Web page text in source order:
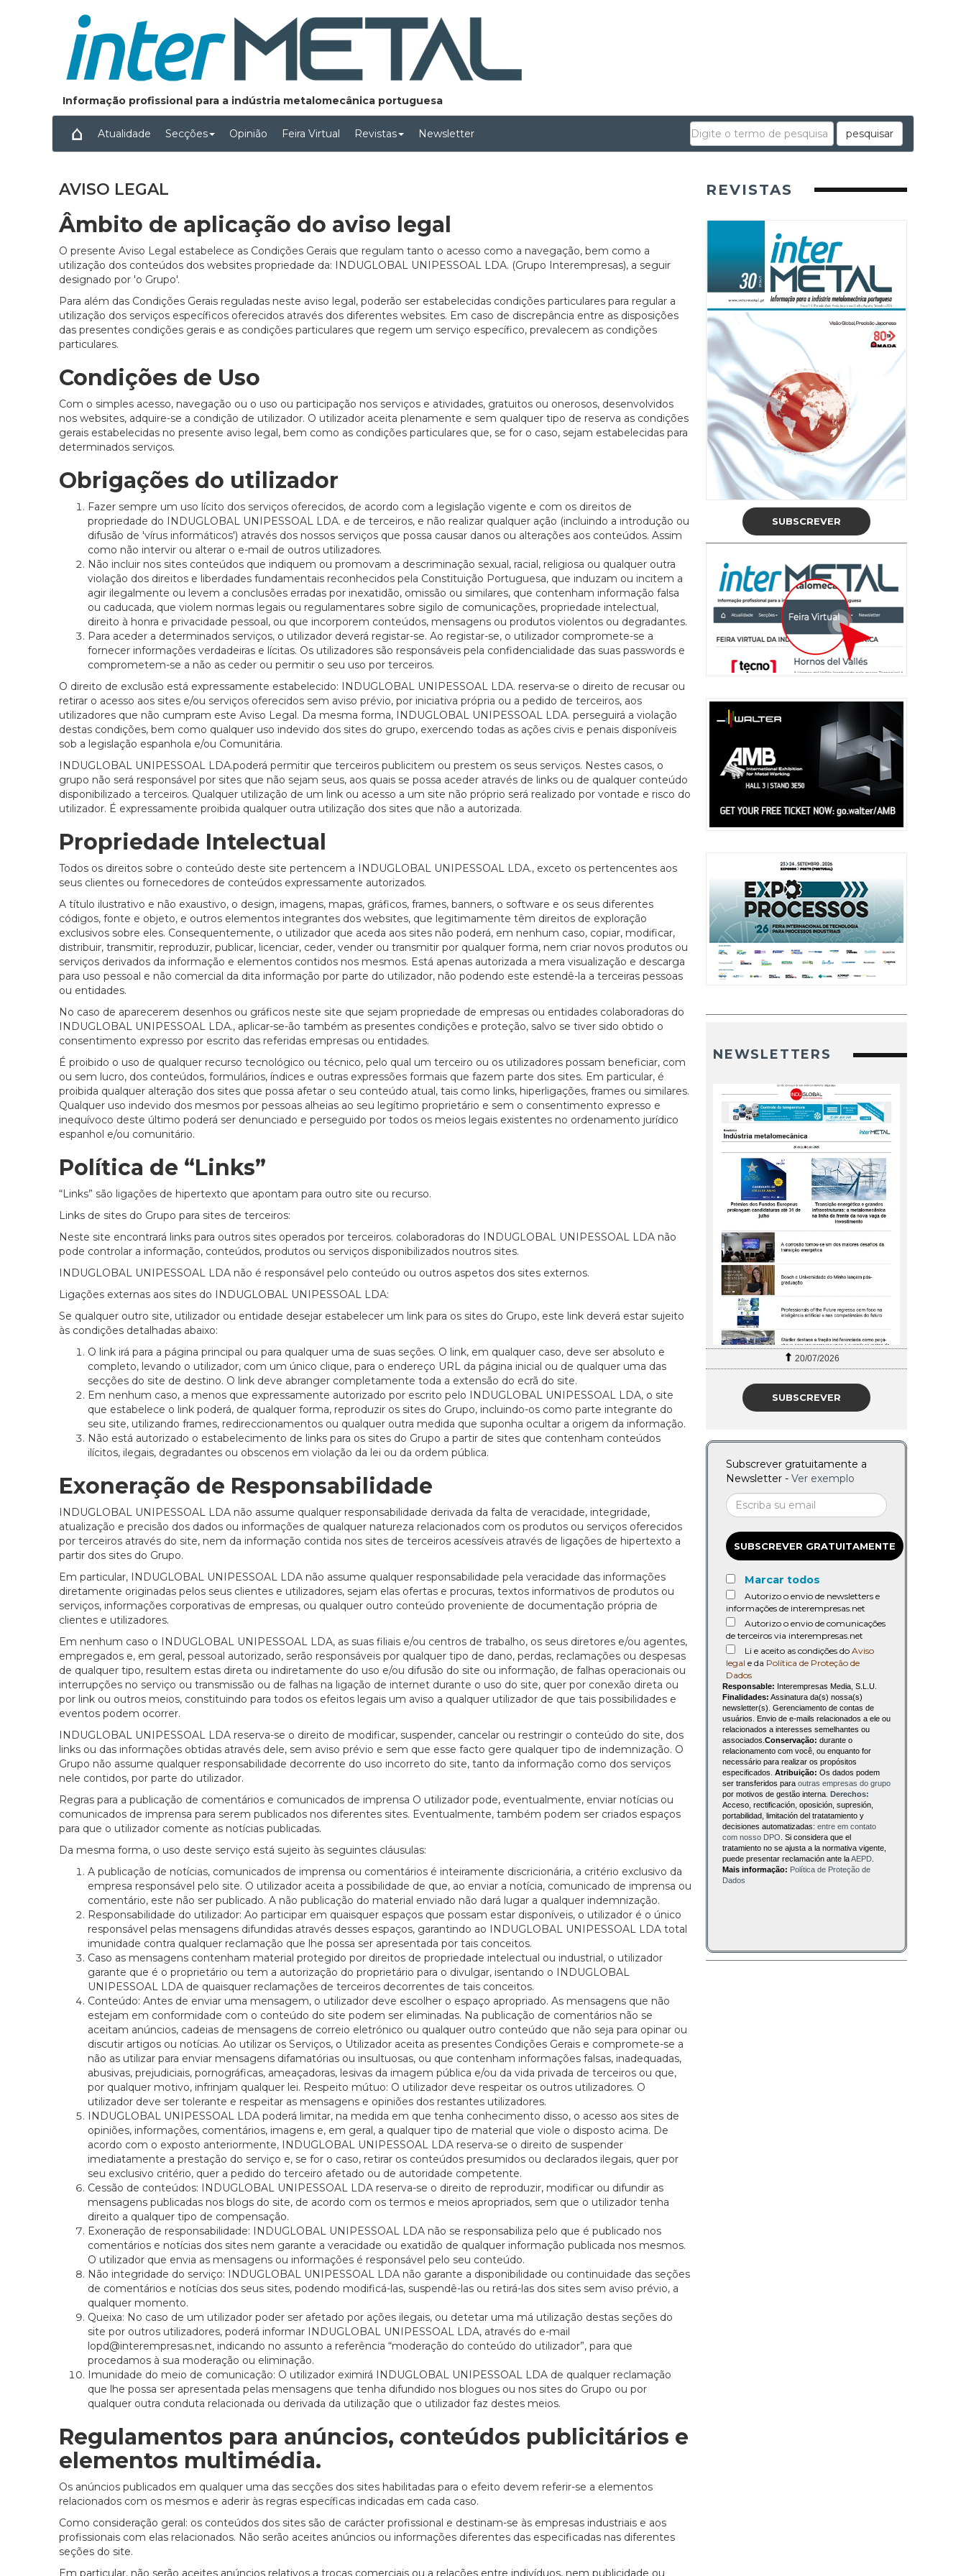
Informação profissional para a indústria metalomecânica portuguesa
Atualidade Secções Opinião Feira Virtual Revistas Newsletter pesquisar
AVISO LEGAL
Âmbito de aplicação do aviso legal
O presente Aviso Legal estabelece as Condições Gerais que regulam tanto o acesso como a navegação, bem como a
utilização dos conteúdos dos websites propriedade da: INDUGLOBAL UNIPESSOAL LDA. (Grupo Interempresas), a seguir
designado por 'o Grupo'.
Para além das Condições Gerais reguladas neste aviso legal, poderão ser estabelecidas condições particulares para regular a
utilização dos serviços específicos oferecidos através dos diferentes websites. Em caso de discrepância entre as disposições
das presentes condições gerais e as condições particulares que regem um serviço específico, prevalecem as condições
particulares.
Condições de Uso
Com o simples acesso, navegação ou o uso ou participação nos serviços e atividades, gratuitos ou onerosos, desenvolvidos
nos websites, adquire-se a condição de utilizador. O utilizador aceita plenamente e sem qualquer tipo de reserva as condições
gerais estabelecidas no presente aviso legal, bem como as condições particulares que, se for o caso, sejam estabelecidas para
determinados serviços.
Obrigações do utilizador
Fazer sempre um uso lícito dos serviços oferecidos, de acordo com a legislação vigente e com os direitos de
propriedade do INDUGLOBAL UNIPESSOAL LDA. e de terceiros, e não realizar qualquer ação (incluindo a introdução ou
difusão de 'vírus informáticos') através dos nossos serviços que possa causar danos ou alterações aos conteúdos. Assim
como não intervir ou alterar o e-mail de outros utilizadores.
Não incluir nos sites conteúdos que indiquem ou promovam a descriminação sexual, racial, religiosa ou qualquer outra
violação dos direitos e liberdades fundamentais reconhecidos pela Constituição Portuguesa, que induzam ou incitem a
agir ilegalmente ou levem a conclusões erradas por inexatidão, omissão ou similares, que contenham informação falsa
ou caducada, que violem normas legais ou regulamentares sobre sigilo de comunicações, propriedade intelectual,
direito à honra e privacidade pessoal, ou que incorporem conteúdos, mensagens ou produtos violentos ou degradantes.
Para aceder a determinados serviços, o utilizador deverá registar-se. Ao registar-se, o utilizador compromete-se a
fornecer informações verdadeiras e lícitas. Os utilizadores são responsáveis pela confidencialidade das suas passwords e
comprometem-se a não as ceder ou permitir o seu uso por terceiros.
O direito de exclusão está expressamente estabelecido: INDUGLOBAL UNIPESSOAL LDA. reserva-se o direito de recusar ou
retirar o acesso aos sites e/ou serviços oferecidos sem aviso prévio, por iniciativa própria ou a pedido de terceiros, aos
utilizadores que não cumpram este Aviso Legal. Da mesma forma, INDUGLOBAL UNIPESSOAL LDA. perseguirá a violação
destas condições, bem como qualquer uso indevido dos sites do grupo, exercendo todas as ações civis e penais disponíveis
sob a legislação espanhola e/ou Comunitária.
INDUGLOBAL UNIPESSOAL LDA.poderá permitir que terceiros publicitem ou prestem os seus serviços. Nestes casos, o
grupo não será responsável por sites que não sejam seus, aos quais se possa aceder através de links ou de qualquer conteúdo
disponibilizado a terceiros. Qualquer utilização de um link ou acesso a um site não próprio será realizado por vontade e risco do
utilizador. É expressamente proibida qualquer outra utilização dos sites que não a autorizada.
Propriedade Intelectual
Todos os direitos sobre o conteúdo deste site pertencem a INDUGLOBAL UNIPESSOAL LDA., exceto os pertencentes aos
seus clientes ou fornecedores de conteúdos expressamente autorizados.
A título ilustrativo e não exaustivo, o design, imagens, mapas, gráficos, frames, banners, o software e os seus diferentes
códigos, fonte e objeto, e outros elementos integrantes dos websites, que legitimamente têm direitos de exploração
exclusivos sobre eles. Consequentemente, o utilizador que aceda aos sites não poderá, em nenhum caso, copiar, modificar,
distribuir, transmitir, reproduzir, publicar, licenciar, ceder, vender ou transmitir por qualquer forma, nem criar novos produtos ou
serviços derivados da informação e elementos contidos nos mesmos. Está apenas autorizada a mera visualização e descarga
para uso pessoal e não comercial da dita informação por parte do utilizador, não podendo este estendê-la a terceiras pessoas
ou entidades.
No caso de aparecerem desenhos ou gráficos neste site que sejam propriedade de empresas ou entidades colaboradoras do
INDUGLOBAL UNIPESSOAL LDA., aplicar-se-ão também as presentes condições e proteção, salvo se tiver sido obtido o
consentimento expresso por escrito das referidas empresas ou entidades.
É proibido o uso de qualquer recurso tecnológico ou técnico, pelo qual um terceiro ou os utilizadores possam beneficiar, com
ou sem lucro, dos conteúdos, formulários, índices e outras expressões formais que fazem parte dos sites. Em particular, é
proibida qualquer alteração dos sites que possa afetar o seu conteúdo atual, tais como links, hiperligações, frames ou similares.
Qualquer uso indevido dos mesmos por pessoas alheias ao seu legítimo proprietário e sem o consentimento expresso e
inequívoco deste último poderá ser denunciado e perseguido por todos os meios legais existentes no ordenamento jurídico
espanhol e/ou comunitário.
Política de “Links”
“Links” são ligações de hipertexto que apontam para outro site ou recurso.
Links de sites do Grupo para sites de terceiros:
Neste site encontrará links para outros sites operados por terceiros. colaboradoras do INDUGLOBAL UNIPESSOAL LDA não
pode controlar a informação, conteúdos, produtos ou serviços disponibilizados noutros sites.
INDUGLOBAL UNIPESSOAL LDA não é responsável pelo conteúdo ou outros aspetos dos sites externos.
Ligações externas aos sites do INDUGLOBAL UNIPESSOAL LDA:
Se qualquer outro site, utilizador ou entidade desejar estabelecer um link para os sites do Grupo, este link deverá estar sujeito
às condições detalhadas abaixo:
O link irá para a página principal ou para qualquer uma de suas seções. O link, em qualquer caso, deve ser absoluto e
completo, levando o utilizador, com um único clique, para o endereço URL da página inicial ou de qualquer uma das
secções do site de destino. O link deve abranger completamente toda a extensão do ecrã do site.
Em nenhum caso, a menos que expressamente autorizado por escrito pelo INDUGLOBAL UNIPESSOAL LDA, o site
que estabelece o link poderá, de qualquer forma, reproduzir os sites do Grupo, incluindo-os como parte integrante do
seu site, utilizando frames, redireccionamentos ou qualquer outra medida que suponha ocultar a origem da informação.
Não está autorizado o estabelecimento de links para os sites do Grupo a partir de sites que contenham conteúdos
ilícitos, ilegais, degradantes ou obscenos em violação da lei ou da ordem pública.
Exoneração de Responsabilidade
INDUGLOBAL UNIPESSOAL LDA não assume qualquer responsabilidade derivada da falta de veracidade, integridade,
atualização e precisão dos dados ou informações de qualquer natureza relacionados com os produtos ou serviços oferecidos
por terceiros através do site, nem da informação contida nos sites de terceiros acessíveis através de ligações de hipertexto a
partir dos sites do Grupo.
Em particular, INDUGLOBAL UNIPESSOAL LDA não assume qualquer responsabilidade pela veracidade das informações
diretamente originadas pelos seus clientes e utilizadores, sejam elas ofertas e procuras, textos informativos de produtos ou
serviços, informações corporativas de empresas, ou qualquer outro conteúdo proveniente de documentação própria de
clientes e utilizadores.
Em nenhum caso o INDUGLOBAL UNIPESSOAL LDA, as suas filiais e/ou centros de trabalho, os seus diretores e/ou agentes,
empregados e, em geral, pessoal autorizado, serão responsáveis por qualquer tipo de dano, perdas, reclamações ou despesas
de qualquer tipo, resultem estas direta ou indiretamente do uso e/ou difusão do site ou informação, de falhas operacionais ou
interrupções no serviço ou transmissão ou de falhas na ligação de internet durante o uso do site, quer por conexão direta ou
por link ou outros meios, constituindo para todos os efeitos legais um aviso a qualquer utilizador de que tais possibilidades e
eventos podem ocorrer.
INDUGLOBAL UNIPESSOAL LDA reserva-se o direito de modificar, suspender, cancelar ou restringir o conteúdo do site, dos
links ou das informações obtidas através dele, sem aviso prévio e sem que esse facto gere qualquer tipo de indemnização. O
Grupo não assume qualquer responsabilidade decorrente do uso incorreto do site, tanto da informação como dos serviços
nele contidos, por parte do utilizador.
Regras para a publicação de comentários e comunicados de imprensa O utilizador pode, eventualmente, enviar notícias ou
comunicados de imprensa para serem publicados nos diferentes sites. Eventualmente, também podem ser criados espaços
para que o utilizador comente as notícias publicadas.
Da mesma forma, o uso deste serviço está sujeito às seguintes cláusulas:
A publicação de notícias, comunicados de imprensa ou comentários é inteiramente discricionária, a critério exclusivo da
empresa responsável pelo site. O utilizador aceita a possibilidade de que, ao enviar a notícia, comunicado de imprensa ou
comentário, este não ser publicado. A não publicação do material enviado não dará lugar a qualquer indemnização.
Responsabilidade do utilizador: Ao participar em quaisquer espaços que possam estar disponíveis, o utilizador é o único
responsável pelas mensagens difundidas através desses espaços, garantindo ao INDUGLOBAL UNIPESSOAL LDA total
imunidade contra qualquer reclamação que lhe possa ser apresentada por tais conceitos.
Caso as mensagens contenham material protegido por direitos de propriedade intelectual ou industrial, o utilizador
garante que é o proprietário ou tem a autorização do proprietário para o divulgar, isentando o INDUGLOBAL
UNIPESSOAL LDA de quaisquer reclamações de terceiros decorrentes de tais conceitos.
Conteúdo: Antes de enviar uma mensagem, o utilizador deve escolher o espaço apropriado. As mensagens que não
estejam em conformidade com o conteúdo do site podem ser eliminadas. Na publicação de comentários não se
aceitam anúncios, cadeias de mensagens de correio eletrónico ou qualquer outro conteúdo que não seja para opinar ou
discutir artigos ou notícias. Ao utilizar os Serviços, o Utilizador aceita as presentes Condições Gerais e compromete-se a
não as utilizar para enviar mensagens difamatórias ou insultuosas, ou que contenham informações falsas, inadequadas,
abusivas, prejudiciais, pornográficas, ameaçadoras, lesivas da imagem pública e/ou da vida privada de terceiros ou que,
por qualquer motivo, infrinjam qualquer lei. Respeito mútuo: O utilizador deve respeitar os outros utilizadores. O
utilizador deve ser tolerante e respeitar as mensagens e opiniões dos restantes utilizadores.
INDUGLOBAL UNIPESSOAL LDA poderá limitar, na medida em que tenha conhecimento disso, o acesso aos sites de
opiniões, informações, comentários, imagens e, em geral, a qualquer tipo de material que viole o disposto acima. De
acordo com o exposto anteriormente, INDUGLOBAL UNIPESSOAL LDA reserva-se o direito de suspender
imediatamente a prestação do serviço e, se for o caso, retirar os conteúdos presumidos ou declarados ilegais, quer por
seu exclusivo critério, quer a pedido do terceiro afetado ou de autoridade competente.
Cessão de conteúdos: INDUGLOBAL UNIPESSOAL LDA reserva-se o direito de reproduzir, modificar ou difundir as
mensagens publicadas nos blogs do site, de acordo com os termos e meios apropriados, sem que o utilizador tenha
direito a qualquer tipo de compensação.
Exoneração de responsabilidade: INDUGLOBAL UNIPESSOAL LDA não se responsabiliza pelo que é publicado nos
comentários e notícias dos sites nem garante a veracidade ou exatidão de qualquer informação publicada nos mesmos.
O utilizador que envia as mensagens ou informações é responsável pelo seu conteúdo.
Não integridade do serviço: INDUGLOBAL UNIPESSOAL LDA não garante a disponibilidade ou continuidade das seções
de comentários e notícias dos seus sites, podendo modificá-las, suspendê-las ou retirá-las dos sites sem aviso prévio, a
qualquer momento.
Queixa: No caso de um utilizador poder ser afetado por ações ilegais, ou detetar uma má utilização destas seções do
site por outros utilizadores, poderá informar INDUGLOBAL UNIPESSOAL LDA, através do e-mail
lopd@interempresas.net, indicando no assunto a referência “moderação do conteúdo do utilizador”, para que
procedamos à sua moderação ou eliminação.
Imunidade do meio de comunicação: O utilizador eximirá INDUGLOBAL UNIPESSOAL LDA de qualquer reclamação
que lhe possa ser apresentada pelas mensagens que tenha difundido nos blogues ou nos sites do Grupo ou por
qualquer outra conduta relacionada ou derivada da utilização que o utilizador faz destes meios.
Regulamentos para anúncios, conteúdos publicitários e
elementos multimédia.
Os anúncios publicados em qualquer uma das secções dos sites habilitadas para o efeito devem referir-se a elementos
relacionados com os mesmos e aderir às regras específicas indicadas em cada caso.
Como consideração geral: os conteúdos dos sites são de carácter profissional e destinam-se às empresas industriais e aos
profissionais com elas relacionados. Não serão aceites anúncios ou informações diferentes das especificadas nas diferentes
seções do site.
Em particular, não serão aceites anúncios relativos a trocas comerciais ou a relações entre indivíduos, nem publicidade ou
REVISTAS
SUBSCREVER
NEWSLETTERS
20/07/2026 27/07/2026 20/07/2026
SUBSCREVER
Subscrever gratuitamente a
Newsletter - Ver exemplo
SUBSCREVER GRATUITAMENTE
Marcar todos
Autorizo o envio de newsletters e
informações de interempresas.net
Autorizo o envio de comunicações
de terceiros via interempresas.net
Li e aceito as condições do Aviso
legal e da Política de Proteção de
Dados
Responsable: Interempresas Media, S.L.U.
Finalidades: Assinatura da(s) nossa(s)
newsletter(s). Gerenciamento de contas de
usuários. Envio de e-mails relacionados a ele ou
relacionados a interesses semelhantes ou
associados. Conservação: durante o
relacionamento com você, ou enquanto for
necessário para realizar os propósitos
especificados. Atribuição: Os dados podem
ser transferidos para outras empresas do grupo
por motivos de gestão interna. Derechos:
Acceso, rectificación, oposición, supresión,
portabilidad, limitación del tratatamiento y
decisiones automatizadas: entre em contato
com nosso DPO . Si considera que el
tratamiento no se ajusta a la normativa vigente,
puede presentar reclamación ante laAEPD
Mais informação: Política de Proteção de
Dados